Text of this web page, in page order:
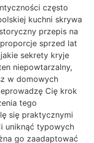
często
kuchni skrywa
przepis na
sprzed lat
sekrety kryje
niepowtarzalny,
w domowych
Cię krok
tego
się praktycznymi
uniknąć typowych
go zaadaptować